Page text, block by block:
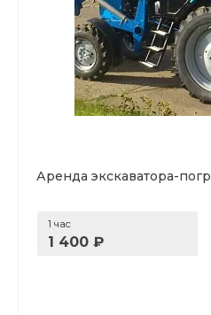
Аренда экскаватора-
1 час
1 400 ₽